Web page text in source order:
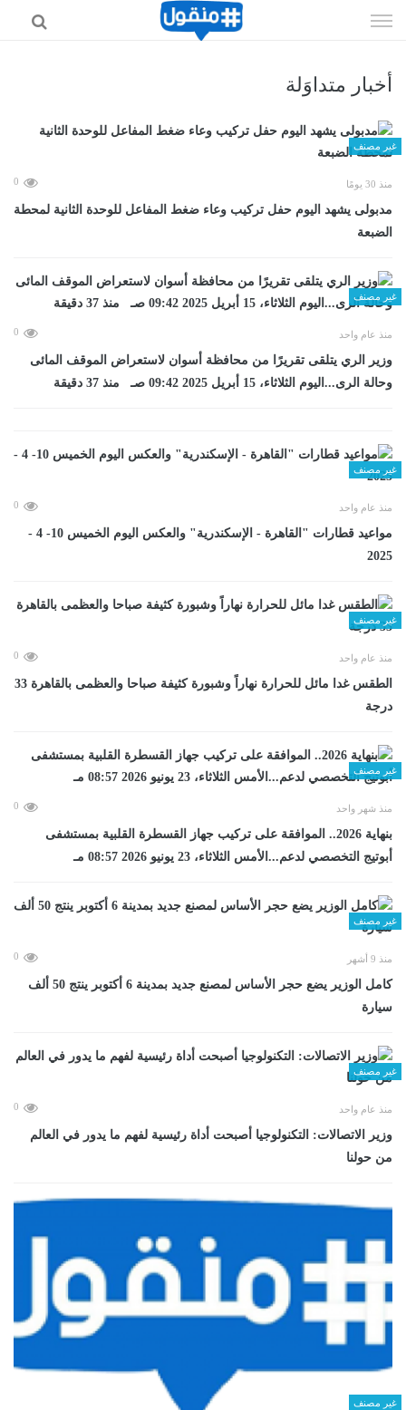
الى
أخبار متداوَلة
غير مصنف
منذ 30 يومًا 0
مدبولى يشهد اليوم حفل تركيب وعاء ضغط المفاعل للوحدة الثانية لمحطة
الضبعة
غير مصنف
منذ عام واحد 0
وزير الري يتلقى تقريرًا من محافظة أسوان لاستعراض الموقف المائى
وحالة الرى...اليوم الثلاثاء، 15 أبريل 2025 09:42 صـ منذ 37 دقيقة
غير مصنف
منذ عام واحد 0
مواعيد قطارات "القاهرة - الإسكندرية" والعكس اليوم الخميس 10- 4 -
2025
غير مصنف
منذ عام واحد 0
الطقس غدا مائل للحرارة نهاراً وشبورة كثيفة صباحا والعظمى بالقاهرة 33
درجة
غير مصنف
منذ شهر واحد 0
بنهاية 2026.. الموافقة على تركيب جهاز القسطرة القلبية بمستشفى
أبوتيج التخصصي لدعم...الأمس الثلاثاء، 23 يونيو 2026 08:57 مـ
غير مصنف
منذ 9 أشهر 0
كامل الوزير يضع حجر الأساس لمصنع جديد بمدينة 6 أكتوبر ينتج 50 ألف
سيارة
غير مصنف
منذ عام واحد 0
وزير الاتصالات: التكنولوجيا أصبحت أداة رئيسية لفهم ما يدور في العالم
من حولنا
غير مصنف